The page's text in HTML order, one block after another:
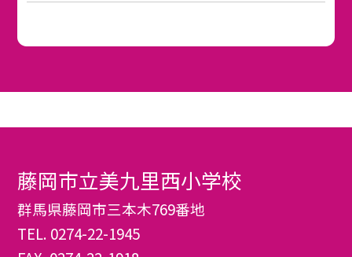
藤岡市立美九里西小学校
群馬県藤岡市三本木769番地
TEL. 0274-22-1945